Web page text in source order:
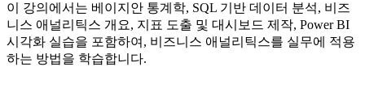
이 강의에서는 베이지안 통계학, SQL 기반 데이터 분석, 비즈
니스 애널리틱스 개요, 지표 도출 및 대시보드 제작, Power BI
시각화 실습을 포함하여, 비즈니스 애널리틱스를 실무에 적용
하는 방법을 학습합니다.